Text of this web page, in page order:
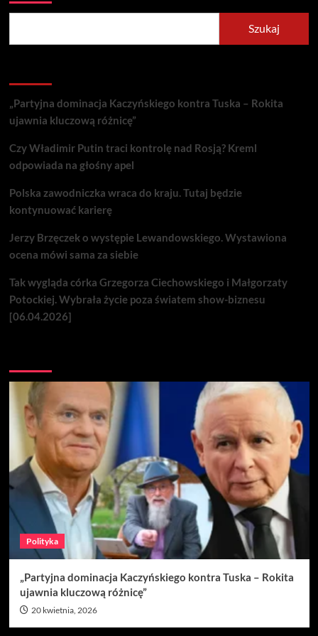
Szukaj
„Partyjna dominacja Kaczyńskiego kontra Tuska – Rokita
ujawnia kluczową różnicę”
Czy Władimir Putin traci kontrolę nad Rosją? Kreml
odpowiada na głośny apel
Polska zawodniczka wraca do kraju. Tutaj będzie
kontynuować karierę
Jerzy Brzęczek o występie Lewandowskiego. Wystawiona
ocena mówi sama za siebie
Tak wygląda córka Grzegorza Ciechowskiego i Małgorzaty
Potockiej. Wybrała życie poza światem show-biznesu
[06.04.2026]
Polityka
„Partyjna dominacja Kaczyńskiego kontra Tuska – Rokita
ujawnia kluczową różnicę”
20 kwietnia, 2026